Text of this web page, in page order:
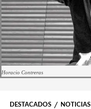
Horacio Contreras
DESTACADOS NOTICIAS